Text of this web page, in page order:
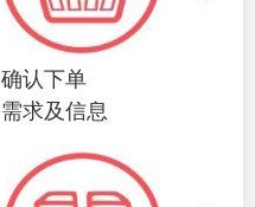
确认下单
需求及信息